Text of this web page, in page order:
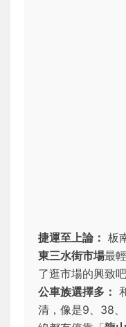
捷運至上論： 板
東三水街市場最
了逛市場的興致
公車族選擇多：
清，像是9、38